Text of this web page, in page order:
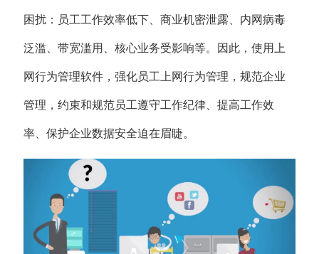
困扰：员工工作效率低下、商业机密泄露、内网病毒
泛滥、带宽滥用、核心业务受影响等。因此，使用上
网行为管理软件，强化员工上网行为管理，规范企业
管理，约束和规范员工遵守工作纪律、提高工作效
率、保护企业数据安全迫在眉睫。